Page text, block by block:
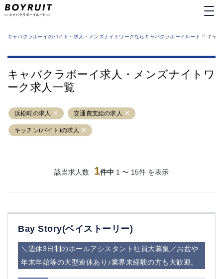
業種から探す
運営者情報
サイトマップ
キャバクラボーイのバイト・求人・メンズナイトワークならキャバクラボーイルート > キャ
キャバクラボーイ求人・メンズナイトワ
ーク求人一覧
浜松町の求人 交通費支給の求人
キッチン(バイト)の求人
該当求人数 1件中 1 〜 15件 を表示
Bay Story(ベイストーリー)
＼週休3日制のホールアシスタント社員大募集／お盆や
年末年始等の大型連休あり♪業界未経験の方も大歓迎。
六本木
池袋
新橋
渋谷
大和
錦糸町
八王子
五反田
①六本木 ②西麻布
大山
赤坂
高円寺
蒲田東口
多摩センター
立川（南口）
新宿